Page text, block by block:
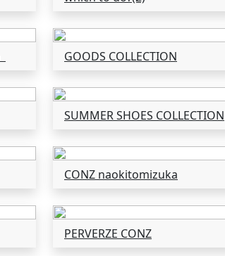
GOODS COLLECTION
SUMMER SHOES COLLECTION
CONZ naokitomizuka
PERVERZE CONZ